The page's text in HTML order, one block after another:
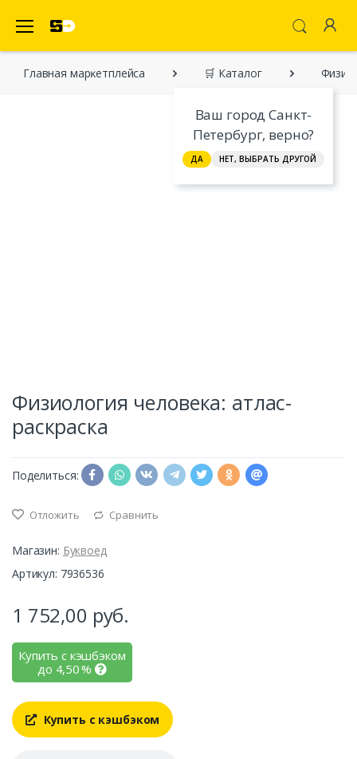
Ваш город Санкт-
Петербург, верно?
ДА НЕТ, ВЫБРАТЬ ДРУГОЙ
Главная марĸетплейса 🛒 Каталог
Физиология человека: атлас-
раскраска
Поделиться:
Отложить Сравнить
Магазин: Буквоед
Артикул: 7936536
1 752,00 руб.
Купить с кэшбэком
до 4,50%
Купить с кэшбэком